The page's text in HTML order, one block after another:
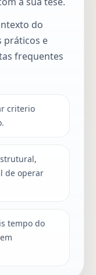
do
práticos e
frequentes
criterio
de operar
tempo do